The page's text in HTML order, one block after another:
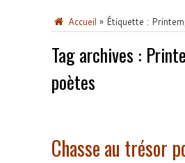
Accueil » Étiquette :
Tag archives :
poètes
Chasse au trésor